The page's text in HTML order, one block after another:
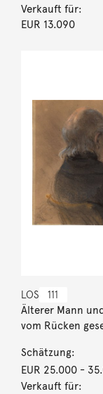
Verkauft für:
EUR 13.090
LOS 111
Älterer Mann
vom Rücken
Schätzung:
EUR 25.000-
Verkauft für: